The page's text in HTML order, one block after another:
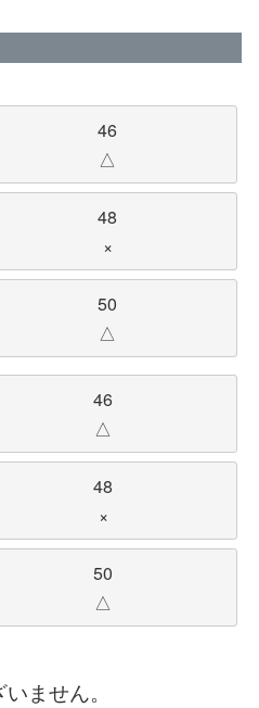
46
△
48
×
50
△
46
△
48
×
50
△
ません。